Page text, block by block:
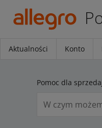
Aktualności Konto
Pomoc dla